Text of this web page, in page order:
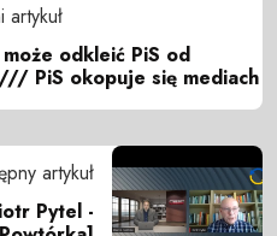
może odkleić PiS od
PiS okopuje się mediach
artykuł
Pytel -